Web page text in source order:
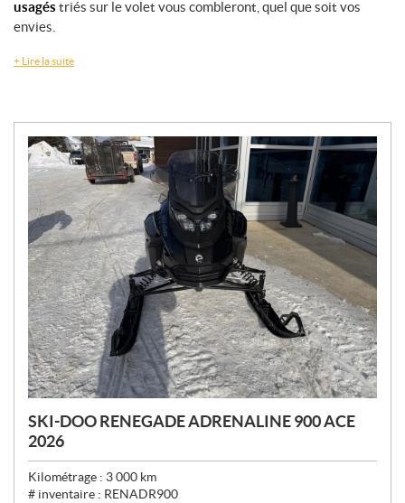
usagés triés sur le volet vous combleront, quel que soit vos
envies.
+ Lire la suite
SKI-DOO RENEGADE ADRENALINE 900 ACE
2026
Kilométrage : 3 000 km
# inventaire : RENADR900